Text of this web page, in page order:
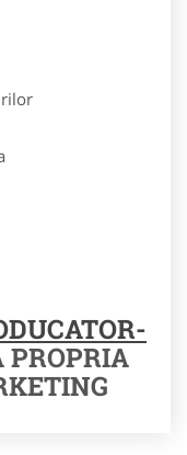
PROPRIA